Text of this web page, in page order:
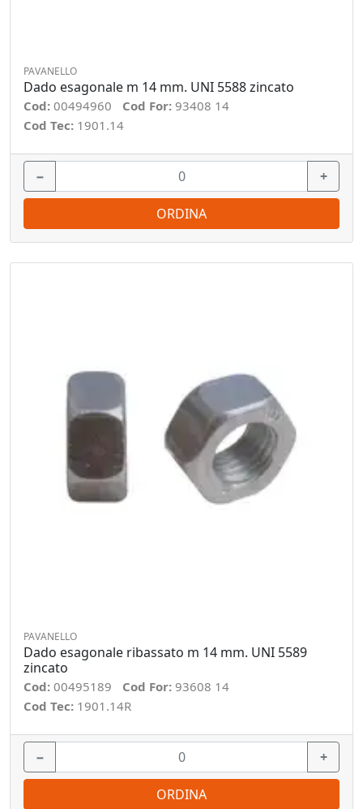
PAVANELLO
Dado esagonale m 14 mm. UNI 5588 zincato
Cod: 00494960 Cod For: 93408 14
Cod Tec: 1901.14
− +
ORDINA
PAVANELLO
Dado esagonale ribassato m 14 mm. UNI 5589
zincato
Cod: 00495189 Cod For: 93608 14
Cod Tec: 1901.14R
− +
ORDINA